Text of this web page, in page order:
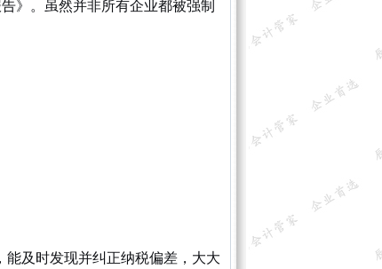
》。虽然并非所有企业都被强制
及时发现并纠正纳税偏差，大大